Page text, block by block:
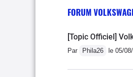
FORUM
[Topic Officiel]
Par Phila26 le 05/